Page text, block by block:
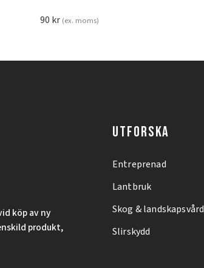
90 kr (ex. moms)
köp av ny
produkt,
UTFORSKA
Entreprenad
Lantbruk
Skog & landskapsvård
Slirskydd